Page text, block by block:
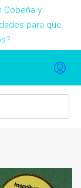
Cobeña y
para que